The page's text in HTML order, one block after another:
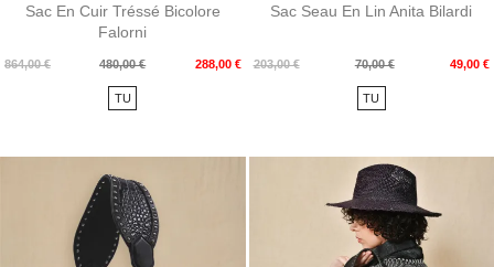
Sac En Cuir Tréssé Bicolore
Falorni
864,00 €
Prix
480,00 € 288,00 €
Prix
TU
Sac Seau En Lin Anita Bilardi
203,00 €
Prix
70,00 € 49,00 €
Prix
TU